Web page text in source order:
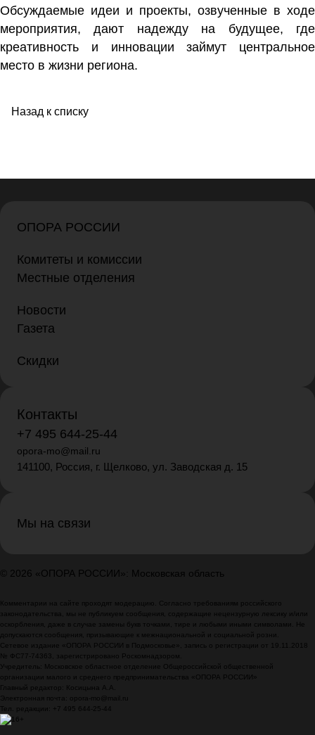
Обсуждаемые идеи и проекты, озвученные в ходе
мероприятия, дают надежду на будущее, где
креативность и инновации займут центральное
место в жизни региона.
Назад к списку
ОПОРА РОССИИ
Комитеты и комиссии
Местные отделения
Новости
Газета
Скидки
Контакты
+7 495 644-25-44
opora-mo@mail.ru
141100, Россия, г. Щелково, ул. Заводская д. 15
Мы на связи
© 2026 «ОПОРА РОССИИ»: Московская область
Комментарии на сайте проходят модерацию. Согласно требованиям российского
законодательства, мы не публикуем сообщения, содержащие нецензурную лексику и/или
оскорбления, даже в случае замены букв точками, тире и любыми иными символами. Не
допускаются сообщения, призывающие к межнациональной и социальной розни.
Сетевое издание «ОПОРА РОССИИ в Подмосковье», запись о регистрации от 19.11.2018
№ ФС77-74363, зарегистрировано Роскомнадзором.
Учредитель: Московское областное отделение Общероссийской общественной
организации малого и среднего предпринимательства «ОПОРА РОССИИ»
Главный редактор: Косицына А.А.
Электронная почта: opora-mo@mail.ru
Тел. редакции: +7 495 644-25-44